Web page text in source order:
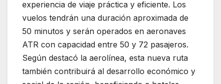
experiencia de viaje práctica y eficiente. Los
vuelos tendrán una duración aproximada de
50 minutos y serán operados en aeronaves
ATR con capacidad entre 50 y 72 pasajeros.
Según destacó la aerolínea, esta nueva ruta
también contribuirá al desarrollo económico y